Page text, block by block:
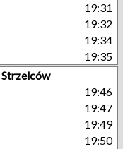
19:31
19:32
19:34
19:35
Strzelców
19:46
19:47
19:49
19:50